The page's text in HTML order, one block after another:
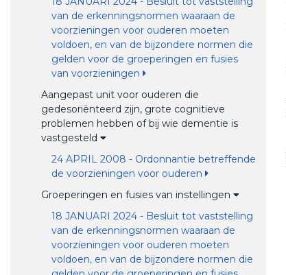
van de erkenningsnormen waaraan de
voorzieningen voor ouderen moeten
voldoen, en van de bijzondere normen die
gelden voor de groeperingen en fusies
van voorzieningen
Aangepast unit voor ouderen die
gedesoriënteerd zijn, grote cognitieve
problemen hebben of bij wie dementie is
vastgesteld
24 APRIL 2008 - Ordonnantie betreffende
de voorzieningen voor ouderen
Groeperingen en fusies van instellingen
18 JANUARI 2024 - Besluit tot vaststelling
van de erkenningsnormen waaraan de
voorzieningen voor ouderen moeten
voldoen, en van de bijzondere normen die